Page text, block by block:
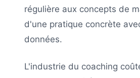
régulière aux concepts de
d'une pratique concrète
données.
L'industrie du coaching